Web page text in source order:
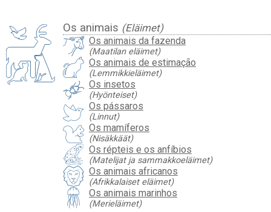
Os animais (Eläimet)
Os animais da fazenda
(Maatilan eläimet)
Os animais de estimação
(Lemmikkieläimet)
Os insetos
(Hyönteiset)
Os pássaros
(Linnut)
Os mamíferos
(Nisäkkäät)
Os répteis e os anfíbios
(Matelijat ja sammakkoeläimet)
Os animais africanos
(Afrikkalaiset eläimet)
Os animais marinhos
(Merieläimet)